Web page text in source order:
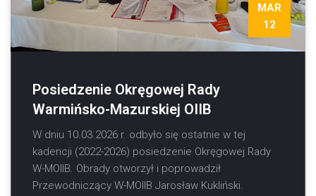
Posiedzenie Okręgowej Rady
Warmińsko-Mazurskiej OIIB
MAR
12
W dniu 10.03.2026 r. odbyło się ostatnie w tej
kadencji (2022-2026) posiedzenie Okręgowej Rady
W-MOIIB. Obrady otworzył i poprowadził
Przewodniczący W-MOIIB Jarosław Kukliński.